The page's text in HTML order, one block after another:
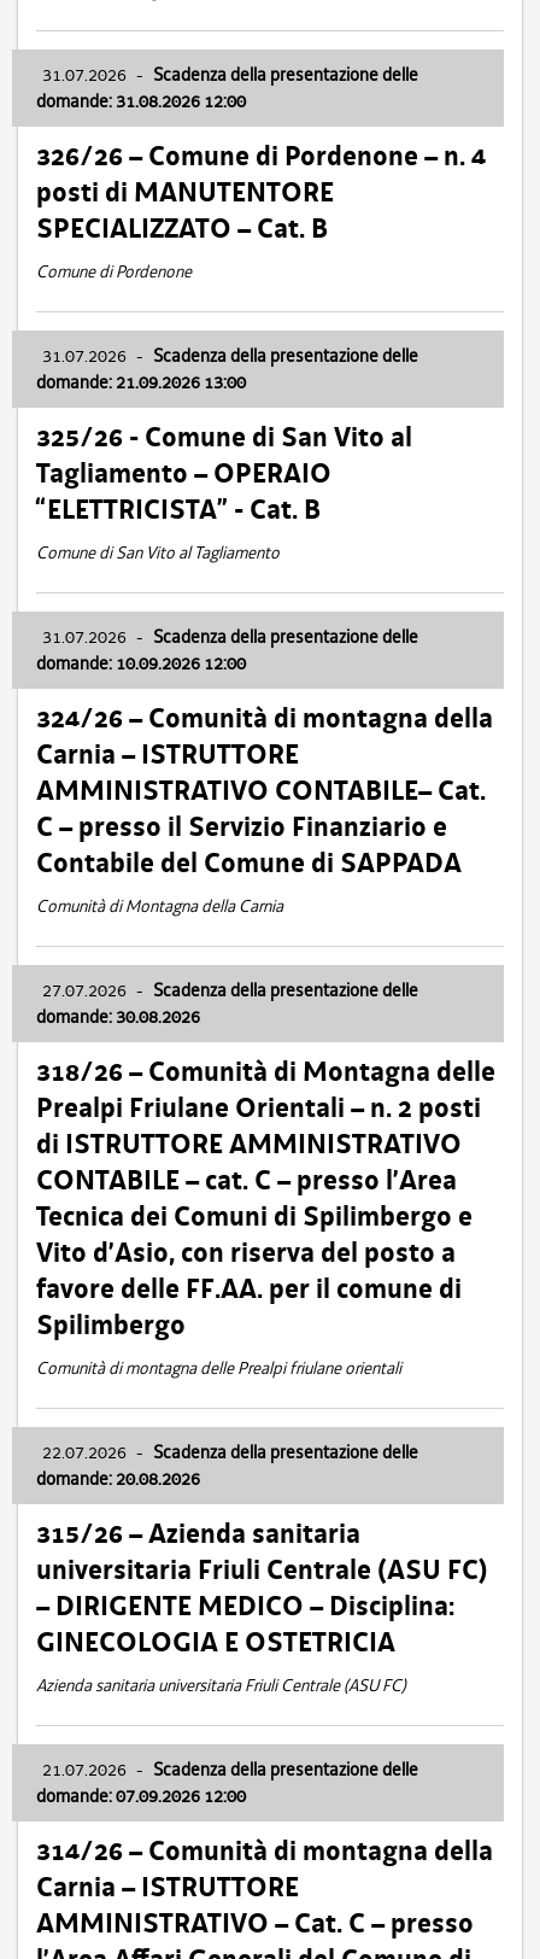
31.07.2026 - Scadenza della presentazione delle
domande: 31.08.2026 12:00
326/26 – Comune di Pordenone – n. 4
posti di MANUTENTORE
SPECIALIZZATO – Cat. B
Comune di Pordenone
31.07.2026 - Scadenza della presentazione delle
domande: 21.09.2026 13:00
325/26 - Comune di San Vito al
Tagliamento – OPERAIO
“ELETTRICISTA” - Cat. B
Comune di San Vito al Tagliamento
31.07.2026 - Scadenza della presentazione delle
domande: 10.09.2026 12:00
324/26 – Comunità di montagna della
Carnia – ISTRUTTORE
AMMINISTRATIVO CONTABILE– Cat.
C – presso il Servizio Finanziario e
Contabile del Comune di SAPPADA
Comunità di Montagna della Carnia
27.07.2026 - Scadenza della presentazione delle
domande: 30.08.2026
318/26 – Comunità di Montagna delle
Prealpi Friulane Orientali – n. 2 posti
di ISTRUTTORE AMMINISTRATIVO
CONTABILE – cat. C – presso l’Area
Tecnica dei Comuni di Spilimbergo e
Vito d’Asio, con riserva del posto a
favore delle FF.AA. per il comune di
Spilimbergo
Comunità di montagna delle Prealpi friulane orientali
22.07.2026 - Scadenza della presentazione delle
domande: 20.08.2026
315/26 – Azienda sanitaria
universitaria Friuli Centrale (ASU FC)
– DIRIGENTE MEDICO – Disciplina:
GINECOLOGIA E OSTETRICIA
Azienda sanitaria universitaria Friuli Centrale (ASU FC)
21.07.2026 - Scadenza della presentazione delle
domande: 07.09.2026 12:00
314/26 – Comunità di montagna della
Carnia – ISTRUTTORE
AMMINISTRATIVO – Cat. C – presso